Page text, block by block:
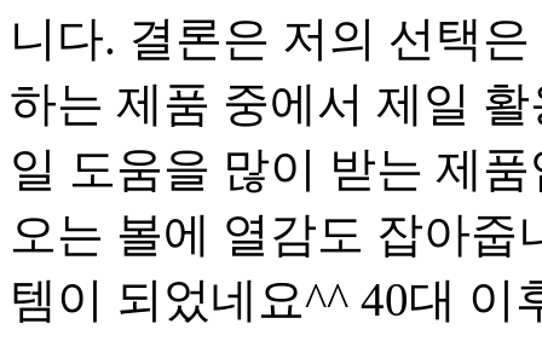
니다. 결론은 저의 선택
하는 제품 중에서 제일
일 도움을 많이 받는 제
오는 볼에 열감도 잡아줍
템이 되었네요^^ 40대